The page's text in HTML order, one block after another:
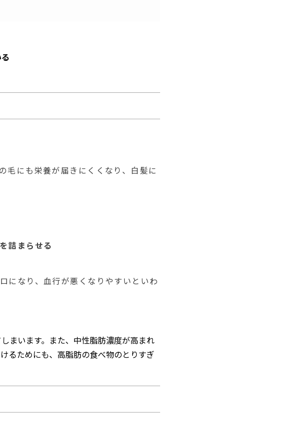
毛にも栄養が届きにくくなり、白髪に
詰まらせる
になり、血行が悪くなりやすいといわ
まいます。また、中性脂肪濃度が高まれ
るためにも、高脂肪の食べ物のとりすぎ